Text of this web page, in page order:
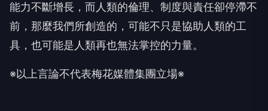
能力不斷增長，而人類的倫理、制度與責任卻停滯不
前，那麼我們所創造的，可能不只是協助人類的工
具，也可能是人類再也無法掌控的力量。
※以上言論不代表梅花媒體集團立場※